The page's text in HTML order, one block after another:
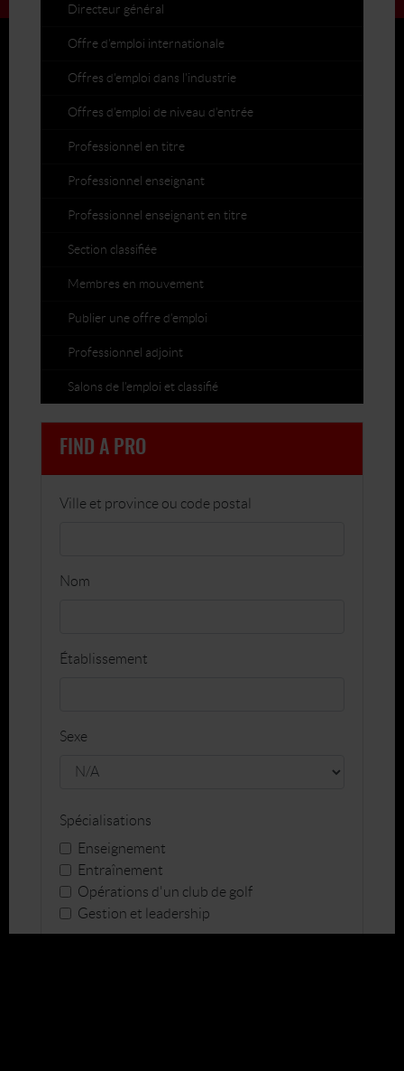
Directeur général
Offre d'emploi internationale
Offres d'emploi dans l'industrie
Offres d'emploi de niveau d'entrée
Professionnel en titre
Professionnel enseignant
Professionnel enseignant en titre
Section classifiée
Membres en mouvement
Publier une offre d’emploi
Professionnel adjoint
Salons de l’emploi et classifié
FIND A PRO
Ville et province ou code postal
Nom
Établissement
Sexe
Spécialisations
Enseignement
Entraînement
Opérations d'un club de golf
Gestion et leadership